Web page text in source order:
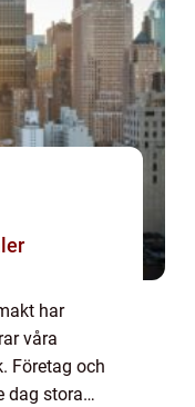
har
våra
Företag och
dag stora